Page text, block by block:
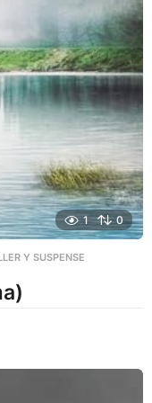
1 0
Y SUSPENSE